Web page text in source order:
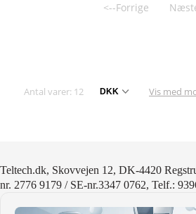
<--Forrige
Antal varer: 12 Vis med
Teltech.dk, Skovvejen 12, DK-4420
nr. 2776 9179 / SE-nr.3347 0762, Telf.: